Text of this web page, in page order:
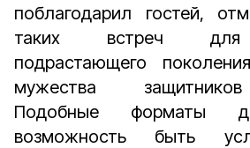
поблагодарил гостей,
таких встреч для
подрастающего
мужества
Подобные форматы
возможность быть